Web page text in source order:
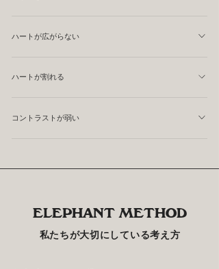
ハートが広がらない
ハートが割れる
トスルーが強すぎる場合があります。
コントラストが弱い
ELEPHANT METHOD
私たちが大切にしている考え方